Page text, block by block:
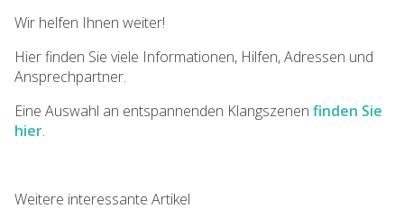
Wir helfen Ihnen weiter!
Hier finden Sie viele Informationen, Hilfen, Adressen und
Ansprechpartner.
Eine Auswahl an entspannenden Klangszenen finden Sie
hier.
Weitere interessante Artikel